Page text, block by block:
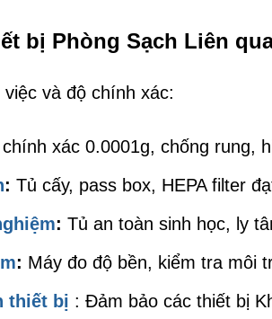
bị Phòng Sạch Liên
và độ chính xác:
xác 0.0001g, chống rung,
: Tủ cấy, pass box, HEPA filter
: Tủ an toàn sinh học, ly
: Máy đo độ bền, kiểm tra môi
thiết bị : Đảm bảo các thiết bị